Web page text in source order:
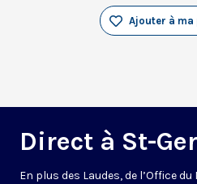
Ajouter à
Direct à St-
En plus des Laudes, de l’Office